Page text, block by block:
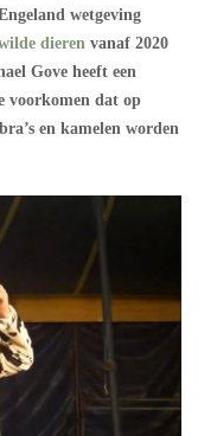
wetgeving
dieren vanaf 2020
Gove heeft een
voorkomen dat op
en kamelen worden